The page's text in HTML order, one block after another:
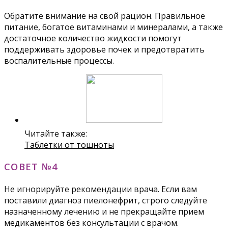
Обратите внимание на свой рацион. Правильное
питание, богатое витаминами и минералами, а также
достаточное количество жидкости помогут
поддерживать здоровье почек и предотвратить
воспалительные процессы.
Читайте также:
Таблетки от тошноты
СОВЕТ №4
Не игнорируйте рекомендации врача. Если вам
поставили диагноз пиелонефрит, строго следуйте
назначенному лечению и не прекращайте прием
медикаментов без консультации с врачом.